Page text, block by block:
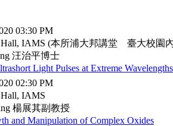
03:30 PM
Hall, IAMS (本所浦大邦講堂 臺大校園
汪治平博士
Light Pulses at Extreme Wavelengths
02:30 PM
Hall, IAMS
楊展其副教授
and Manipulation of Complex Oxides